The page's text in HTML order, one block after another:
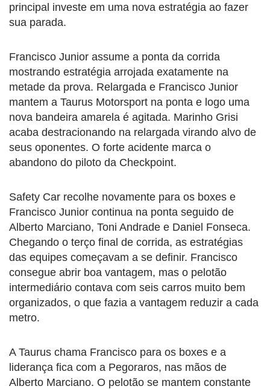
principal investe em uma nova estratégia ao fazer
sua parada.
Francisco Junior assume a ponta da corrida
mostrando estratégia arrojada exatamente na
metade da prova. Relargada e Francisco Junior
mantem a Taurus Motorsport na ponta e logo uma
nova bandeira amarela é agitada. Marinho Grisi
acaba destracionando na relargada virando alvo de
seus oponentes. O forte acidente marca o
abandono do piloto da Checkpoint.
Safety Car recolhe novamente para os boxes e
Francisco Junior continua na ponta seguido de
Alberto Marciano, Toni Andrade e Daniel Fonseca.
Chegando o terço final de corrida, as estratégias
das equipes começavam a se definir. Francisco
consegue abrir boa vantagem, mas o pelotão
intermediário contava com seis carros muito bem
organizados, o que fazia a vantagem reduzir a cada
metro.
A Taurus chama Francisco para os boxes e a
liderança fica com a Pegoraros, nas mãos de
Alberto Marciano. O pelotão se mantem constante